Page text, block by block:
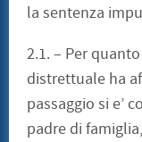
la sentenza
2.1. – Per
distrettuale ha
passaggio si e’
padre di